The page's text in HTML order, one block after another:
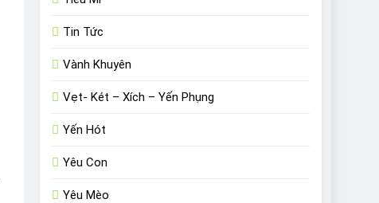
Tin Tức
Vành Khuyên
Vẹt- Két – Xích – Yến Phụng
Yến Hót
Yêu Con
Yêu Mèo